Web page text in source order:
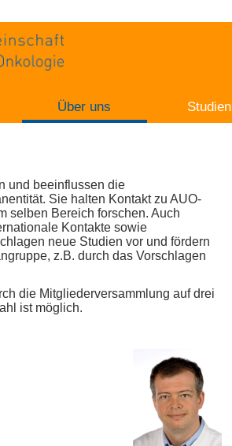
Über uns Studien
und beeinflussen die
Sie halten Kontakt zu AUO-
selben Bereich forschen. Auch
Kontakte sowie
neue Studien vor und fördern
z.B. durch das Vorschlagen
die Mitgliederversammlung auf drei
ist möglich.